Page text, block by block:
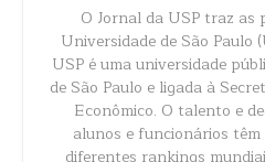
O Jornal da USP traz
Universidade de São Paulo
USP é uma universidade
de São Paulo e ligada à
Econômico. O talento e
alunos e funcionários